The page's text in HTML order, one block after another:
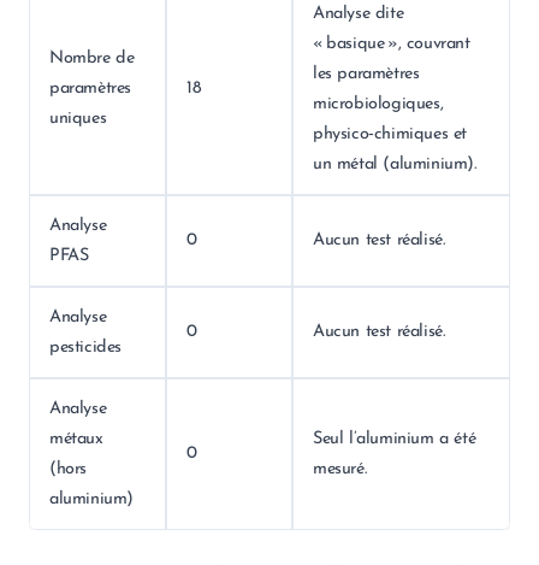
Nombre de
paramètres
uniques
18
Analyse dite
« basique », couvrant
les paramètres
microbiologiques,
physico‑chimiques et
un métal (aluminium).
Analyse
PFAS
0 Aucun test réalisé.
Analyse
pesticides
0 Aucun test réalisé.
Analyse
métaux
(hors
aluminium)
0
Seul l’aluminium a été
mesuré.